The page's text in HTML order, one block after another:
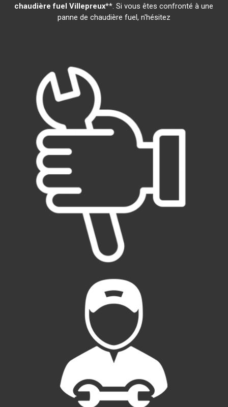
chaudière fuel Villepreux**. Si vous êtes confronté à une
panne de chaudière fuel, n'hésitez